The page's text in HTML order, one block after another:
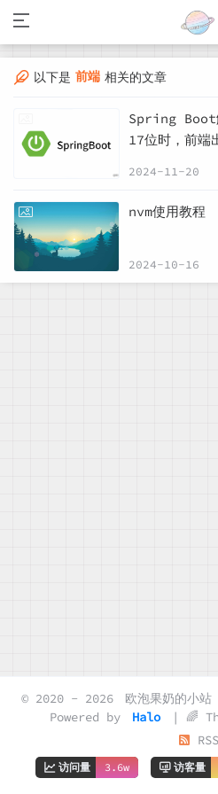
以下是 前端 相关的文章
Spring Boot
17位时，前端
2024-11-20
nvm使用教程
2024-10-16
© 2020 - 2026 欧泡果奶的小站
Powered by
Halo | 🌈
RSS
访问量 3.6w 访客量